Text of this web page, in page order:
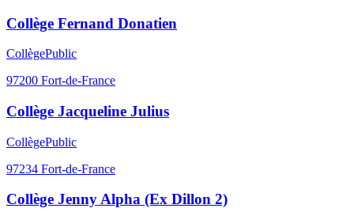
Collège Fernand Donatien
CollègePublic
97200 Fort-de-France
Collège Jacqueline Julius
CollègePublic
97234 Fort-de-France
Collège Jenny Alpha (Ex Dillon 2)